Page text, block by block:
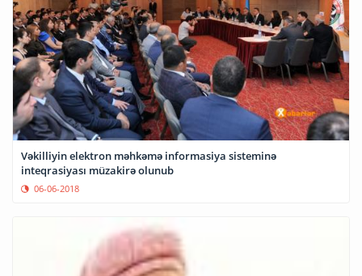
Vəkilliyin elektron məhkəmə informasiya sisteminə
inteqrasiyası müzakirə olunub
06-06-2018